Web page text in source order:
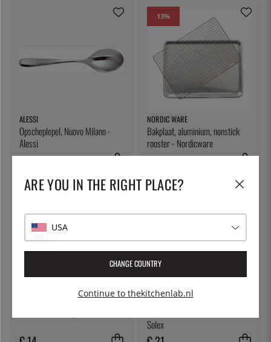
ALESSI
Opscheplepel, Nuovo Milano -
Alessi
€ 32
13%
NORDIC WARE
Bakplaat, aluminium, nonstick
rooster - Nordicware
€ 39€ 34
SOLEX
Solex
ARE YOU IN THE RIGHT PLACE?
USA
CHANGE COUNTRY
Continue to thekitchenlab.nl